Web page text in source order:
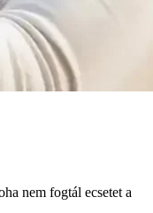
nem fogtál ecsetet a